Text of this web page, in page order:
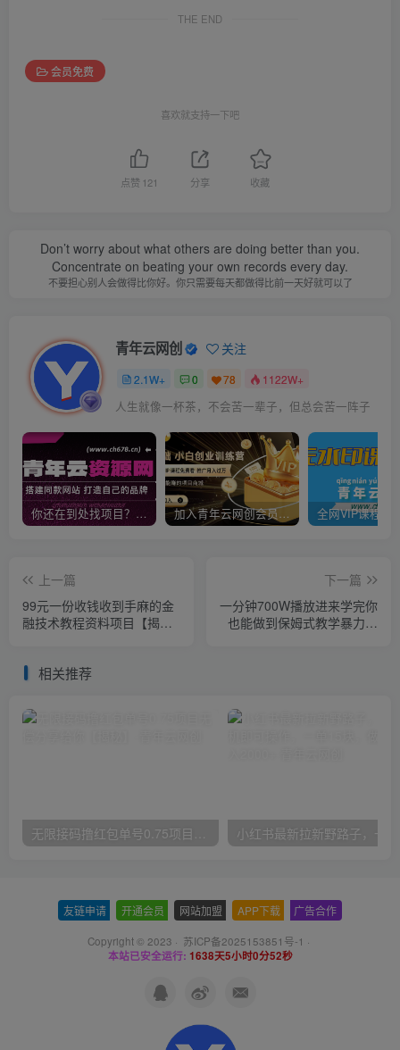
THE END
会员免费
喜欢就支持一下吧
点赞 121 分享 收藏
Don’t worry about what others are doing better than you.
Concentrate on beating your own records every day.
不要担心别人会做得比你好。你只需要每天都做得比前一天好就可以了
青年云网创 关注
2.1W+ 0 78 1122W+
人生就像一杯茶，不会苦一辈子，但总会苦一阵子
你还在到处找项目？还在当韭菜？我靠卖项目一个月收入5万+，曾经我也是个失败者。 加入青年云网创会员，全站资源免费学习。加入高级合伙人，推广日入1000+
上一篇
99元一份收钱收到手麻的金
融技术教程资料项目【揭
下一篇
一分钟700W播放进来学完你
也能做到保姆式教学暴力变
相关推荐
无限接码撸红包单号0.75项目无偿分享给你【揭秘】
友链申请 开通会员 网站加盟 APP下载 广告合作
Copyright © 2023 · 苏ICP备2025153851号-1 ·
本站已安全运行: 1638天5小时0分52秒